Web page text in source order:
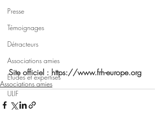
Presse
Témoignages
Détracteurs
Associations amies
Études et expertises
ULIF
Site officiel : https://www.frh-europe.org
Associations amies